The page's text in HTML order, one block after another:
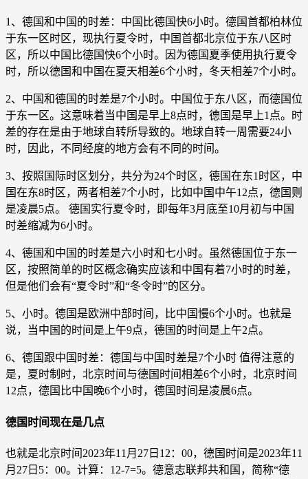
1、德国和中国的时差：中国比德国快6小时。德国首都柏林位
于东一区时区，现执行夏令时，中国首都北京位于东八区时
区，所以中国比德国快6个小时。因为德国夏季使用执行夏令
时，所以德国和中国在夏天相差6个小时，冬天相差7个小时。
2、中国和德国的时差是7个小时。中国位于东八区，而德国位
于东一区。这意味着当中国是早上8点时，德国是早上1点。时
差的存在是由于地球自转所导致的。地球自转一周需要24小
时，因此，不同经度的地方会有不同的时间。
3、按照国际时区划分，共分为24个时区，德国在东1时区，中
国在东8时区，两者相差7个小时，比如中国中午12点，德国则
是凌晨5点。 德国实行夏令时，即每年3月底至10月初与中国
时差缩减为6小时。
4、德国和中国的时差是六小时和七小时。虽然德国位于东一
区，按照简单的时区概念确实应该和中国有着7小时的时差，
但是他们会有“夏令时”和“冬令时”的区分。
5、小时。德国是欧洲中部时间，比中国慢6个小时。也就是
说，当中国的时间是上午9点，德国的时间是上午2点。
6、德国跟中国时差：德国与中国时差是7个小时 值得注意的
是，夏时制时，北京时间与德国时间相差6个小时，北京时间
12点，德国比中国晚6个小时，德国时间是凌晨6点。
德国时间现在是几点
也就是北京时间2023年11月27日12：00，德国时间是2023年11
月27日5：00。计算：12-7=5。德意志联邦共和国，简称“德